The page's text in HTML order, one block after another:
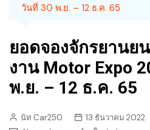
วันที่ 30 พ.ย. – 12 ธ.ค. 65
ยอดจองจักรยานย
งาน Motor Expo
พ.ย. – 12 ธ.ค. 65
นัท Car250
13 ธันวาคม 2022